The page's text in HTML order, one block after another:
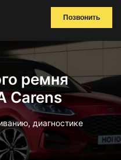
Позвонить
ремня
Carens
диагностике